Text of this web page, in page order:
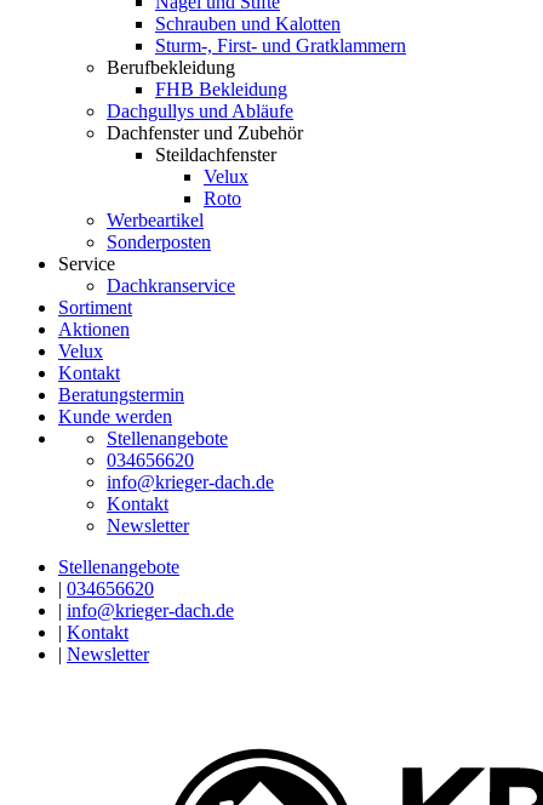
Schrauben und Kalotten
Sturm-, First- und Gratklammern
Berufbekleidung
FHB Bekleidung
Dachgullys und Abläufe
Dachfenster und Zubehör
Steildachfenster
Velux
Roto
Werbeartikel
Sonderposten
Service
Dachkranservice
Sortiment
Aktionen
Velux
Kontakt
Beratungstermin
Kunde werden
Stellenangebote
034656620
info@krieger-dach.de
Kontakt
Newsletter
Stellenangebote
| 034656620
| info@krieger-dach.de
| Kontakt
| Newsletter